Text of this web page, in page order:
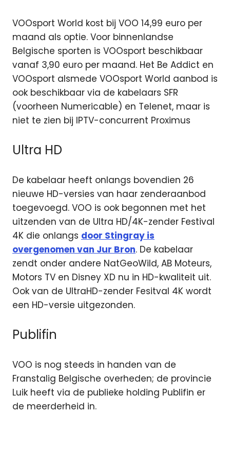
VOOsport World kost bij VOO 14,99 euro per
maand als optie. Voor binnenlandse
Belgische sporten is VOOsport beschikbaar
vanaf 3,90 euro per maand. Het Be Addict en
VOOsport alsmede VOOsport World aanbod is
ook beschikbaar via de kabelaars SFR
(voorheen Numericable) en Telenet, maar is
niet te zien bij IPTV-concurrent Proximus
Ultra HD
De kabelaar heeft onlangs bovendien 26
nieuwe HD-versies van haar zenderaanbod
toegevoegd. VOO is ook begonnen met het
uitzenden van de Ultra HD/4K-zender Festival
4K die onlangs door Stingray is
overgenomen van Jur Bron. De kabelaar
zendt onder andere NatGeoWild, AB Moteurs,
Motors TV en Disney XD nu in HD-kwaliteit uit.
Ook van de UltraHD-zender Fesitval 4K wordt
een HD-versie uitgezonden.
Publifin
VOO is nog steeds in handen van de
Franstalig Belgische overheden; de provincie
Luik heeft via de publieke holding Publifin er
de meerderheid in.